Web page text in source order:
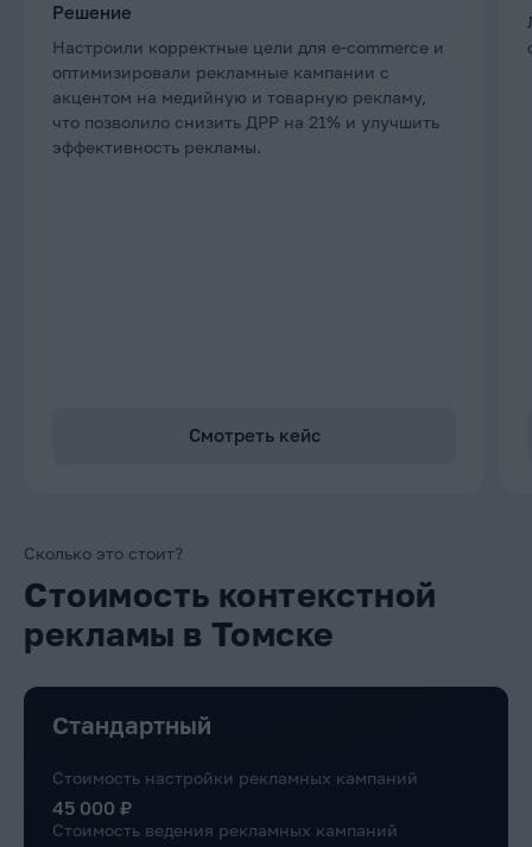
Смотреть кейс
Решение
Настроили корректные цели для e-commerce и
оптимизировали рекламные кампании с
акцентом на медийную и товарную рекламу,
что позволило снизить ДРР на 21% и улучшить
эффективность рекламы.
Сколько это стоит?
Стоимость контекстной
рекламы в Томске
Стандартный
Стоимость настройки рекламных кампаний
45 000 ₽
Стоимость ведения рекламных кампаний